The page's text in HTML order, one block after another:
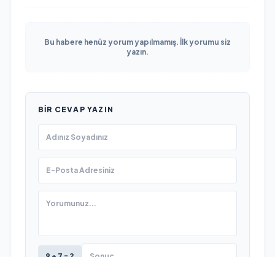
Bu habere henüz yorum yapılmamış. İlk yorumu siz
yazın.
BIR CEVAP YAZIN